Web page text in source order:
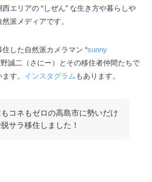
エリアの “しぜん” な生き方や暮らしや
派メディアです。
した自然派カメラマン “sunny
野誠二（さにー）とその移住者仲間たちで
す。 インスタグラム もあります。
コネもゼロの高島市に勢いだけ
サラ移住しました！